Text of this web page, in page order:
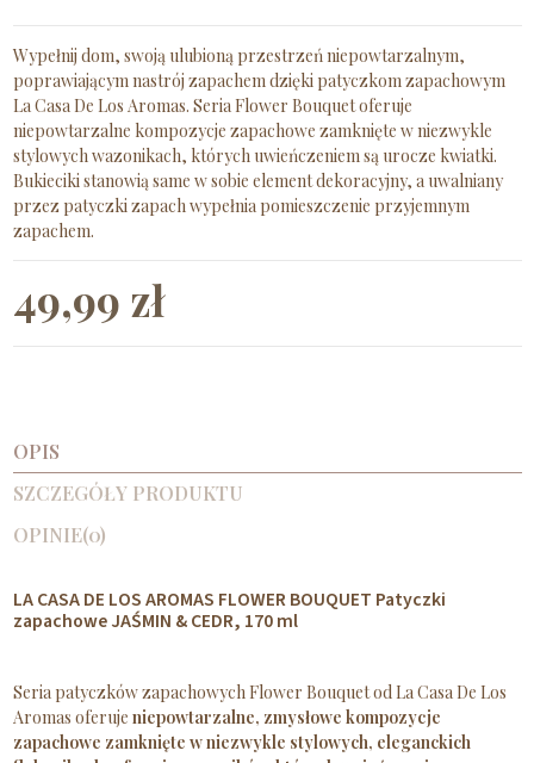
Wypełnij dom, swoją ulubioną przestrzeń niepowtarzalnym,
poprawiającym nastrój zapachem dzięki patyczkom zapachowym
La Casa De Los Aromas. Seria Flower Bouquet oferuje
niepowtarzalne kompozycje zapachowe zamknięte w niezwykle
stylowych wazonikach, których uwieńczeniem są urocze kwiatki.
Bukieciki stanowią same w sobie element dekoracyjny, a uwalniany
przez patyczki zapach wypełnia pomieszczenie przyjemnym
zapachem.
49,99 zł
OPIS
SZCZEGÓŁY PRODUKTU
OPINIE(0)
LA CASA DE LOS AROMAS FLOWER BOUQUET Patyczki
zapachowe JAŚMIN & CEDR, 170 ml
Seria patyczków zapachowych Flower Bouquet od La Casa De Los
Aromas oferuje niepowtarzalne, zmysłowe kompozycje
zapachowe zamknięte w niezwykle stylowych, eleganckich